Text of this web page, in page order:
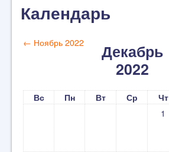
Календарь
← Ноябрь 2022
Декабрь
2022
Вс Пн Вт Ср Чт
1